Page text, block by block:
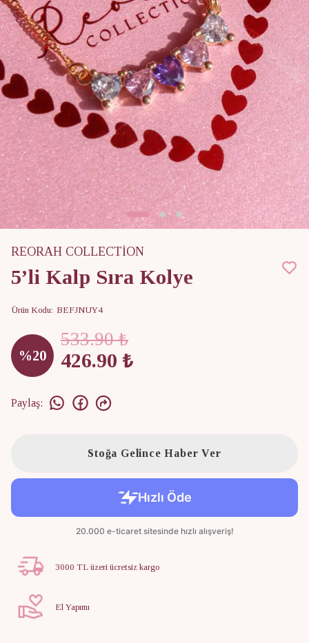
REORAH COLLECTİON
5’li Kalp Sıra Kolye
Ürün Kodu: BEFJNUY4
%20
533.90 ₺
426.90 ₺
Paylaş:
Stoğa Gelince Haber Ver
3000 TL üzeri ücretsiz kargo
El Yapımı